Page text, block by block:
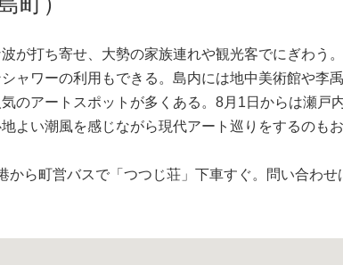
が打ち寄せ、大勢の家族連れや観光客でにぎわう
ャワーの利用もできる。島内には地中美術館や李
のアートスポットが多くある。8月1日からは瀬戸
よい潮風を感じながら現代アート巡りをするのも
ら町営バスで「つつじ荘」下車すぐ。問い合わせ